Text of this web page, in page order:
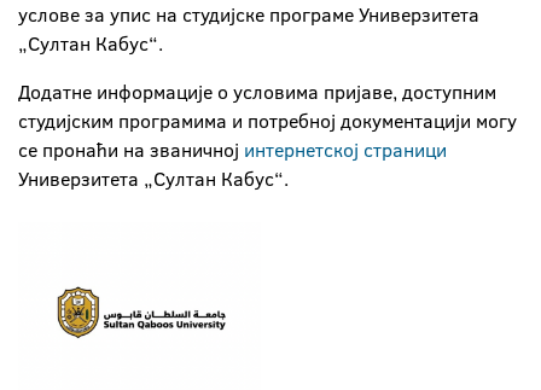
услове за упис на студијске програме Универзитета
„Султан Кабус“.
Додатне информације о условима пријаве, доступним
студијским програмима и потребној документацији могу
се пронаћи на званичној интернетској страници
Универзитета „Султан Кабус“.